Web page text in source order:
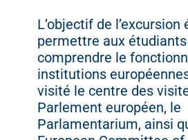
L’objectif de l’excursion
permettre aux
comprendre le
institutions
visité le centre des
Parlement européen, le
Parlamentarium, ainsi